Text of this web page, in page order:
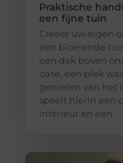
Praktische
een fijne tuin
Creëer uw eigen
een bloeiende
een dak boven
oase, een plek
genieten van het
speelt hierin een
interieur en een